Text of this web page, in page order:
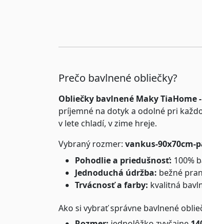
Prečo bavlnené obliečky?
Obliečky bavlnené Maky TiaHome
príjemné na dotyk a odolné pri
v lete chladí, v zime hreje.
Vybraný rozmer: vankus-90x70cm-
Pohodlie a priedušnosť: 100%
Jednoduchá údržba: bežné
Trvácnosť a farby: kvalitná
Ako si vybrať správne bavlnené